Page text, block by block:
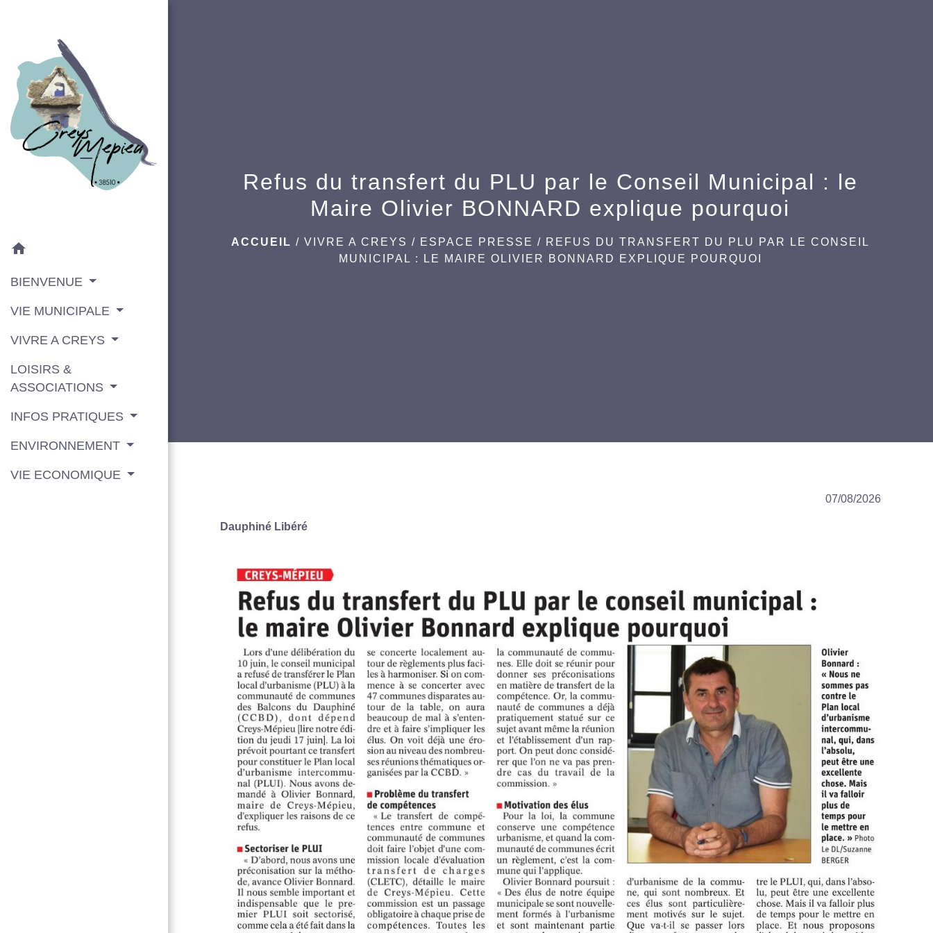
home
BIENVENUE
VIE MUNICIPALE
VIVRE A CREYS
LOISIRS &
ASSOCIATIONS
INFOS PRATIQUES
ENVIRONNEMENT
VIE ECONOMIQUE
Refus du transfert du PLU par le Conseil Municipal : le
Maire Olivier BONNARD explique pourquoi
ACCUEIL / VIVRE A CREYS / ESPACE PRESSE / REFUS DU TRANSFERT DU PLU PAR LE CONSEIL
MUNICIPAL : LE MAIRE OLIVIER BONNARD EXPLIQUE POURQUOI
07/08/2026
Dauphiné Libéré